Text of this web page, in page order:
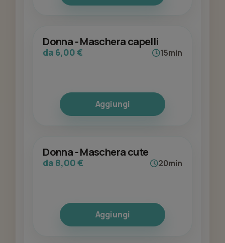
Donna - Maschera capelli
da 6,00 € 15min
Aggiungi
Donna - Maschera cute
da 8,00 € 20min
Aggiungi